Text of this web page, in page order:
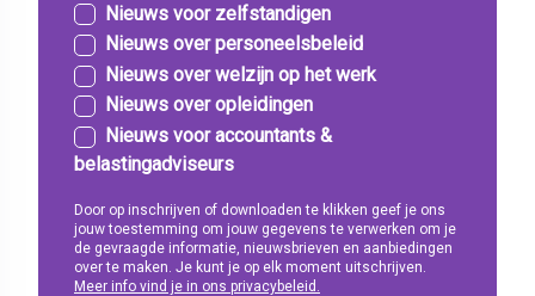
Nieuws voor zelfstandigen
Nieuws over personeelsbeleid
Nieuws over welzijn op het werk
Nieuws over opleidingen
Nieuws voor accountants &
belastingadviseurs
Door op inschrijven of downloaden te klikken geef je ons
jouw toestemming om jouw gegevens te verwerken om je
de gevraagde informatie, nieuwsbrieven en aanbiedingen
over te maken. Je kunt je op elk moment uitschrijven.
Meer info vind je in ons privacybeleid.